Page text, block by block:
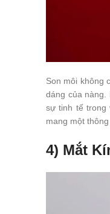
Son môi không
dáng của nàng.
sự tinh tế trong
mang một
4) Mắt